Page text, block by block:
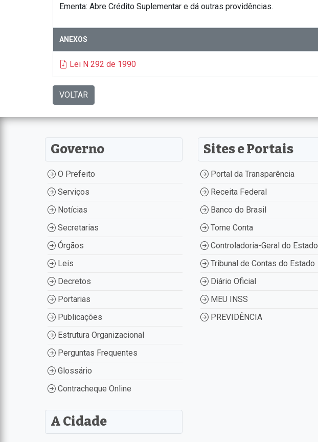
Ementa: Abre Crédito Suplementar e dá outras providências.
ANEXOS
Lei N 292 de 1990
VOLTAR
Governo
O Prefeito
Serviços
Notícias
Secretarias
Órgãos
Leis
Decretos
Portarias
Publicações
Estrutura Organizacional
Perguntas Frequentes
Glossário
Contracheque Online
A Cidade
Sites e Portais
Portal da Transparência
Receita Federal
Banco do Brasil
Tome Conta
Controladoria-Geral do Estado
Tribunal de Contas do Estado
Diário Oficial
MEU INSS
PREVIDÊNCIA